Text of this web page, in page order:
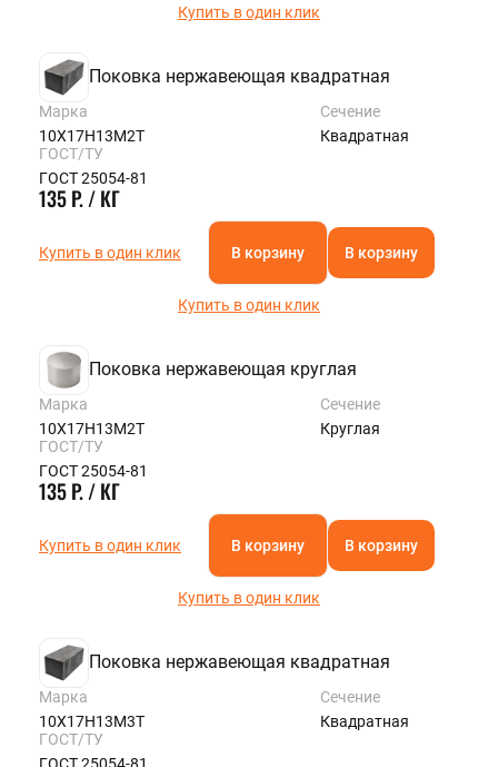
Купить в один клик
Поковка нержавеющая квадратная
Марка
10Х17Н13М2Т
Сечение
Квадратная
ГОСТ/ТУ
ГОСТ 25054-81
135 Р. / КГ
Купить в один клик В корзину В корзину
Купить в один клик
Поковка нержавеющая круглая
Марка
10Х17Н13М2Т
Сечение
Круглая
ГОСТ/ТУ
ГОСТ 25054-81
135 Р. / КГ
Купить в один клик В корзину В корзину
Купить в один клик
Поковка нержавеющая квадратная
Марка
10Х17Н13М3Т
Сечение
Квадратная
ГОСТ/ТУ
ГОСТ 25054-81